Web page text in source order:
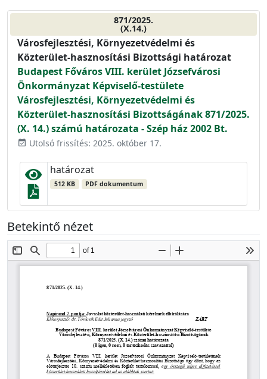
871/2025.
(X.14.)
Városfejlesztési, Környezetvédelmi és
Közterület-hasznosítási Bizottsági határozat
Budapest Főváros VIII. kerület Józsefvárosi
Önkormányzat Képviselő-testülete
Városfejlesztési, Környezetvédelmi és
Közterület-hasznosítási Bizottságának 871/2025.
(X. 14.) számú határozata - Szép ház 2002 Bt.
event_available Utolsó frissítés: 2025. október 17.
határozat
512 KB PDF dokumentum
Betekintő nézet